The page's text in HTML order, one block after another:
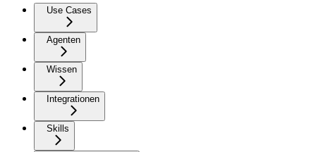
Use Cases
Agenten
Wissen
Integrationen
Skills